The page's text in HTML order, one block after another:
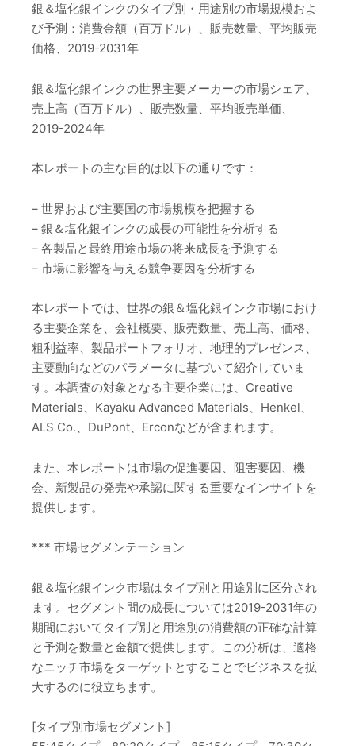
銀＆塩化銀インクのタイプ別・用途別の市場規模およ
び予測：消費金額（百万ドル）、販売数量、平均販売
価格、2019-2031年
銀＆塩化銀インクの世界主要メーカーの市場シェア、
売上高（百万ドル）、販売数量、平均販売単価、
2019-2024年
本レポートの主な目的は以下の通りです：
– 世界および主要国の市場規模を把握する
– 銀＆塩化銀インクの成長の可能性を分析する
– 各製品と最終用途市場の将来成長を予測する
– 市場に影響を与える競争要因を分析する
本レポートでは、世界の銀＆塩化銀インク市場におけ
る主要企業を、会社概要、販売数量、売上高、価格、
粗利益率、製品ポートフォリオ、地理的プレゼンス、
主要動向などのパラメータに基づいて紹介していま
す。本調査の対象となる主要企業には、Creative
Materials、Kayaku Advanced Materials、Henkel、
ALS Co.、DuPont、Erconなどが含まれます。
また、本レポートは市場の促進要因、阻害要因、機
会、新製品の発売や承認に関する重要なインサイトを
提供します。
*** 市場セグメンテーション
銀＆塩化銀インク市場はタイプ別と用途別に区分され
ます。セグメント間の成長については2019-2031年の
期間においてタイプ別と用途別の消費額の正確な計算
と予測を数量と金額で提供します。この分析は、適格
なニッチ市場をターゲットとすることでビジネスを拡
大するのに役立ちます。
[タイプ別市場セグメント]